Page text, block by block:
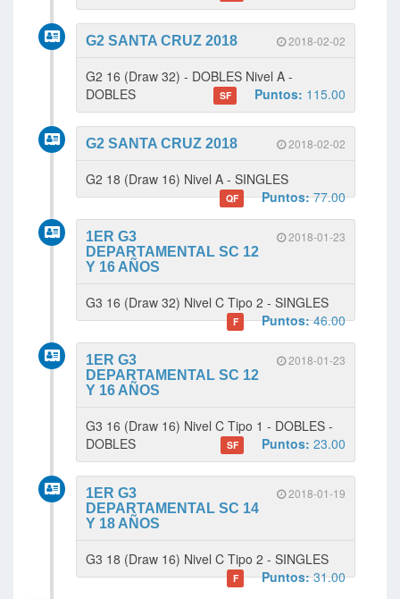
2018-02-02
G2 SANTA CRUZ 2018
G2 16 (Draw 32) - DOBLES Nivel A -
DOBLES
SF Puntos: 115.00
2018-02-02
G2 SANTA CRUZ 2018
G2 18 (Draw 16) Nivel A - SINGLES
QF Puntos:77.00
2018-01-23
1ER G3
DEPARTAMENTAL SC 12
Y 16 AÑOS
G3 16 (Draw 32) Nivel C Tipo 2 - SINGLES
F Puntos:46.00
2018-01-23
1ER G3
DEPARTAMENTAL SC 12
Y 16 AÑOS
G3 16 (Draw 16) Nivel C Tipo 1 - DOBLES -
DOBLES
SF Puntos: 23.00
2018-01-19
1ER G3
DEPARTAMENTAL SC 14
Y 18 AÑOS
G3 18 (Draw 16) Nivel C Tipo 2 - SINGLES
F Puntos:31.00